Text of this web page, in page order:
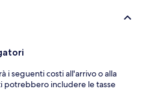
i seguenti costi all'arrivo o alla
potrebbero includere le tasse